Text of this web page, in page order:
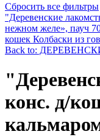
Сбросить все фильтры
"Деревенские
нежном желе», пауч
кошек Колбаски из
Back to:
конс. д/